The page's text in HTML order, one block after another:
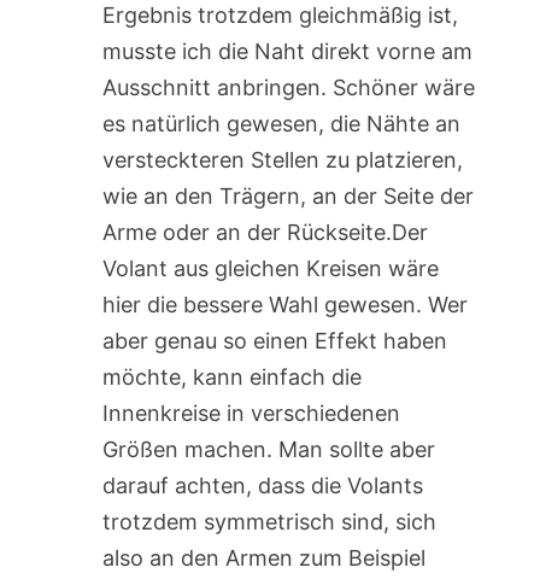
Ergebnis trotzdem gleichmäßig ist,
musste ich die Naht direkt vorne am
Ausschnitt anbringen. Schöner wäre
es natürlich gewesen, die Nähte an
versteckteren Stellen zu platzieren,
wie an den Trägern, an der Seite der
Arme oder an der Rückseite.Der
Volant aus gleichen Kreisen wäre
hier die bessere Wahl gewesen. Wer
aber genau so einen Effekt haben
möchte, kann einfach die
Innenkreise in verschiedenen
Größen machen. Man sollte aber
darauf achten, dass die Volants
trotzdem symmetrisch sind, sich
also an den Armen zum Beispiel